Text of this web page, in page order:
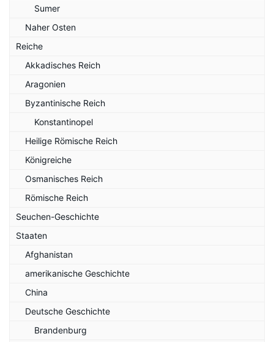
Sumer
Naher Osten
Reiche
Akkadisches Reich
Aragonien
Byzantinische Reich
Konstantinopel
Heilige Römische Reich
Königreiche
Osmanisches Reich
Römische Reich
Seuchen-Geschichte
Staaten
Afghanistan
amerikanische Geschichte
China
Deutsche Geschichte
Brandenburg